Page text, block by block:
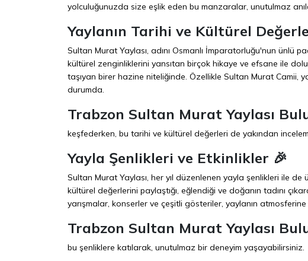
yolculuğunuzda size eşlik eden bu manzaralar, unutulmaz
Yaylanın Tarihi ve Kültürel
Sultan Murat Yaylası, adını Osmanlı İmparatorluğu'nun ünlü
kültürel zenginliklerini yansıtan birçok hikaye ve efsane ile
taşıyan birer hazine niteliğinde. Özellikle Sultan Murat Camii,
durumda.
Trabzon Sultan Murat Yaylası
keşfederken, bu tarihi ve kültürel değerleri de yakından
Yayla Şenlikleri ve Etkinlikler 🎉
Sultan Murat Yaylası, her yıl düzenlenen yayla şenlikleri ile
kültürel değerlerini paylaştığı, eğlendiği ve doğanın tadını
yarışmalar, konserler ve çeşitli gösteriler, yaylanın atmosferine
Trabzon Sultan Murat Yaylası
bu şenliklere katılarak, unutulmaz bir deneyim yaşayabilirsiniz.